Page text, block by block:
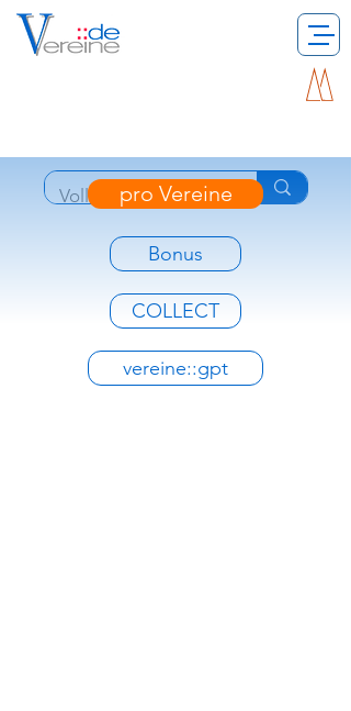
pro Vereine
Bonus
COLLECT
vereine::gpt